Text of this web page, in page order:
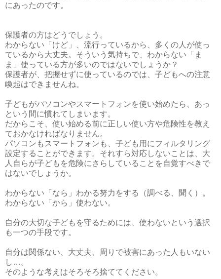
にあったのです。
保護者の方はどうでしょう。
わからない「けど」、流行っているから、多くの人が使っ
ているから大丈夫。そういう気持ちで、わからない「ま
ま」使っている方が多いのではないでしょうか？
保護者が、把握せずに使っているのでは、子どもへの注意
喚起はできませんね。
子どもがパソコンやスマートフォンを使い始めたら、あっ
という間に慣れてしまいます。
だからこそ、使い始める前に正しい使い方や危険性を教え
ておかなければなりません。
パソコンもスマートフォンも、子ども用にフィルタリング
設定することができます。それすら対応しないことは、大
人自らが子どもを危険にさらしていることを自覚すべきで
はないでしょうか。
わからない「なら」わかる努力をする（調べる、聞く）。
わからない「から」使わない。
自分の大切な子どもを守るためには、使わないという選択
も一つの手段です。
自分は関係ない、大丈夫、周りで被害にあった人もいない
し…。
そのような考えはそろそろ捨ててください。